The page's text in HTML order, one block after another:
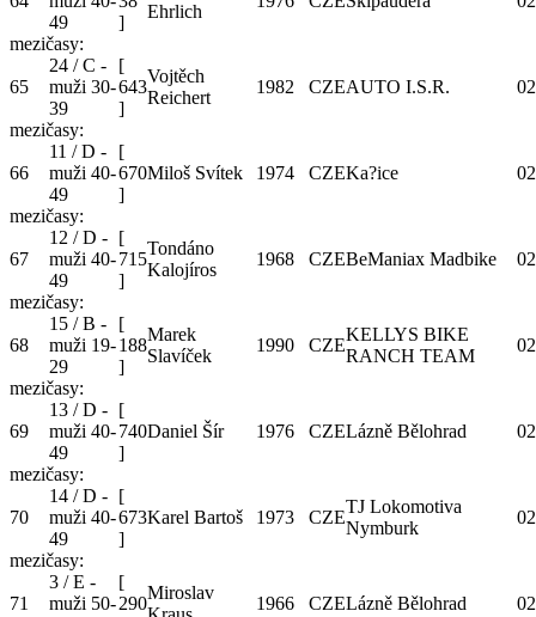
49
]
Ehrlich
mezičasy:
65
24 / C -
muži 30-
39
[
643
]
Vojtěch
Reichert
1982 CZEAUTO I.S.R.
mezičasy:
66
11 / D -
muži 40-
49
[
670
]
Miloš Svítek 1974 CZEKa?ice
mezičasy:
67
12 / D -
muži 40-
49
[
715
]
Tondáno
Kalojíros
1968 CZEBeManiax Madbike
mezičasy:
68
15 / B -
muži 19-
29
[
188
]
Marek
Slavíček
1990 CZE
KELLYS BIKE
RANCH TEAM
mezičasy:
69
13 / D -
muži 40-
49
[
740
]
Daniel Šír 1976 CZELázně Bělohrad
mezičasy:
70
14 / D -
muži 40-
49
[
673
]
Karel Bartoš 1973 CZE
TJ Lokomotiva
Nymburk
mezičasy:
71
3 / E -
muži 50-
[
290
Miroslav
1966 CZELázně Bělohrad